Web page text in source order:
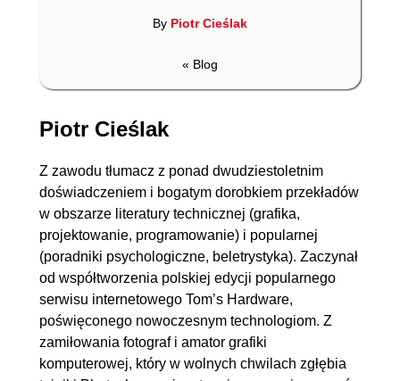
Jak pisać, żeby chcieli
czytać (i kupować).
Copywriting &
Webwriting
Artur Jabłoński
(26,94 zł najniższa cena z 30 dni)
28.29 zł
Biblia webwritingu. Jak
pisać teksty w
czasach, gdy sztuczna
inteligencja robi to
szybciej i nikt ich nie
czyta, bo wszyscy wolą
wideo
Dariusz Puzyrkiewicz
(16,89 zł najniższa cena z 30 dni)
16.89 zł
« Blog
By Piotr Cieślak
Piotr Cieślak
Z zawodu tłumacz z ponad dwudziestoletnim
doświadczeniem i bogatym dorobkiem przekładów
w obszarze literatury technicznej (grafika,
projektowanie, programowanie) i popularnej
(poradniki psychologiczne, beletrystyka). Zaczynał
od współtworzenia polskiej edycji popularnego
serwisu internetowego Tom’s Hardware,
poświęconego nowoczesnym technologiom. Z
zamiłowania fotograf i amator grafiki
komputerowej, który w wolnych chwilach zgłębia